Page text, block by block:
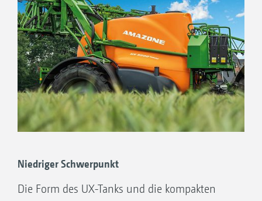
Niedriger Schwerpunkt
Die Form des UX-Tanks und die kompakten